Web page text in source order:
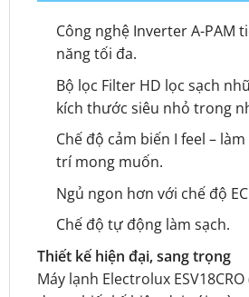
Công nghệ Inverter A-PAM
năng tối đa.
Bộ lọc Filter HD lọc sạch
kích thước siêu nhỏ trong
Chế độ cảm biến I feel –
trí mong muốn.
Ngủ ngon hơn với chế độ
Chế độ tự động làm sạch.
Thiết kế hiện đại, sang trọng
Máy lạnh Electrolux